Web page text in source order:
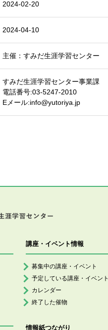
2024-02-20
2024-04-10
主催：すみだ生涯学習センター
すみだ生涯学習センター事業課
電話番号:03-5247-2010
Eメール:info@yutoriya.jp
講座・イベント情報
募集中の講座・イベント
予定している講座・イベント
カレンダー
終了した催物
情報紙つながり